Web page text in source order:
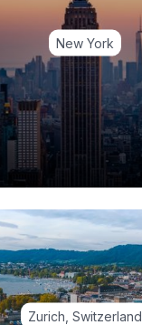
New York
Zurich, Switzerland